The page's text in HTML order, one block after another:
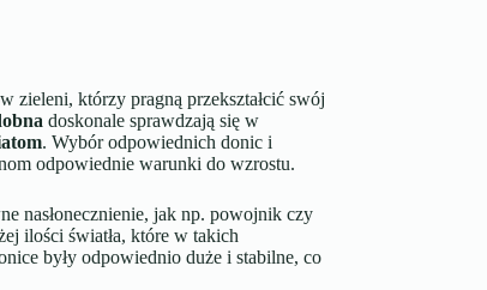
zieleni, którzy pragną przekształcić swój
doskonale sprawdzają się w
. Wybór odpowiednich donic i
odpowiednie warunki do wzrostu.
nasłonecznienie, jak np. powojnik czy
ilości światła, które w takich
były odpowiednio duże i stabilne, co